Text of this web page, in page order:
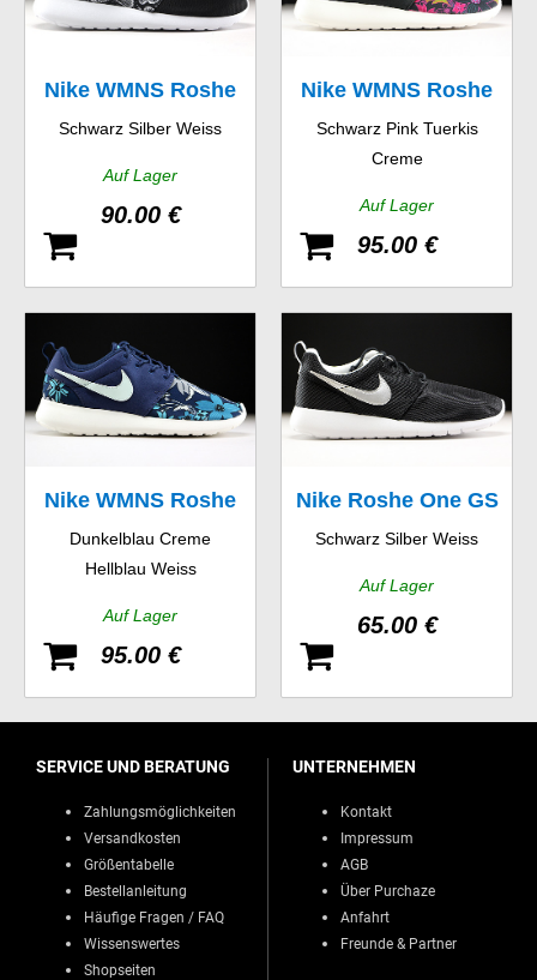
Nike WMNS Roshe
One Print
Schwarz Silber Weiss
Auf Lager
90.00 €
Nike WMNS Roshe
One Print
Schwarz Pink Tuerkis
Creme
Auf Lager
95.00 €
Nike WMNS Roshe
One Print
Dunkelblau Creme
Hellblau Weiss
Auf Lager
95.00 €
Nike Roshe One GS
Schwarz Silber Weiss
Auf Lager
65.00 €
SERVICE UND BERATUNG
Zahlungsmöglichkeiten
Versandkosten
Größentabelle
Bestellanleitung
Häufige Fragen / FAQ
Wissenswertes
Shopseiten
UNTERNEHMEN
Kontakt
Impressum
AGB
Über Purchaze
Anfahrt
Freunde & Partner